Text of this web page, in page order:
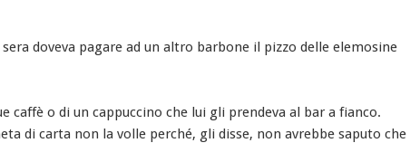
doveva pagare ad un altro barbone il pizzo delle elemosine
caffè o di un cappuccino che lui gli prendeva al bar a fianco.
di carta non la volle perché, gli disse, non avrebbe saputo che